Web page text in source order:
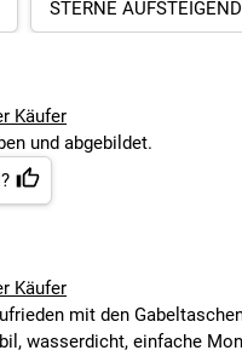
STERNE AUFSTEIGEND
Käufer
und abgebildet.
Käufer
mit den
wasserdicht, einfache